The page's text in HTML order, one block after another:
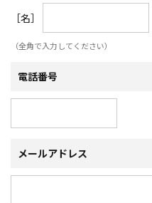
［名］
（全角で入力してください）
電話番号
メールアドレス